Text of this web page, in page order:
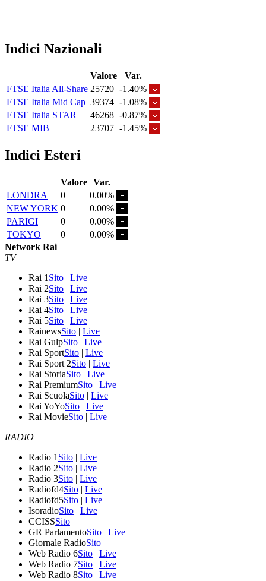
Indici Nazionali
Valore
Var.
FTSE Italia All-Share 25720 -1.40%
FTSE Italia Mid Cap 39374 -1.08%
FTSE Italia STAR
46268 -0.87%
FTSE MIB
23707 -1.45%
Indici Esteri
Valore Var.
LONDRA
0
0.00%
NEW YORK 0
0.00%
PARIGI
0
0.00%
TOKYO
0
0.00%
Network Rai
TV
Rai 1 Sito | Live
Rai 2Sito | Live
Rai 3Sito | Live
Rai 4Sito | Live
Rai 5Sito | Live
RainewsSito | Live
Rai GulpSito | Live
Rai SportSito | Live
Rai Sport 2Sito | Live
Rai StoriaSito | Live
Rai PremiumSito | Live
Rai ScuolaSito | Live
Rai YoYoSito | Live
Rai MovieSito | Live
RADIO
Radio 1 Sito | Live
Radio 2Sito | Live
Radio 3Sito | Live
Radiofd4Sito | Live
Radiofd5Sito | Live
IsoradioSito | Live
CCISSSito
GR ParlamentoSito | Live
Giornale RadioSito
Web Radio 6Sito | Live
Web Radio 7Sito | Live
Web Radio 8Sito | Live